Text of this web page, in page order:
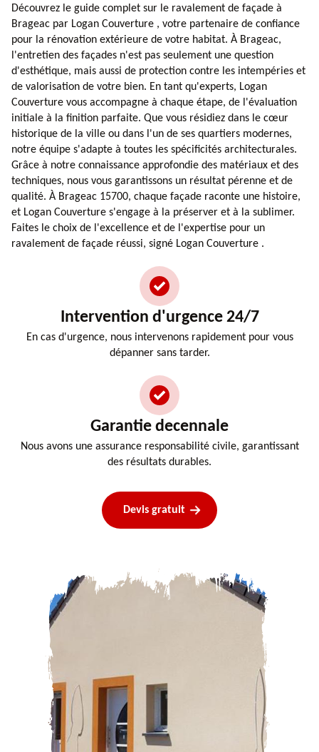
Découvrez le guide complet sur le ravalement de façade à
Brageac par Logan Couverture , votre partenaire de confiance
pour la rénovation extérieure de votre habitat. À Brageac,
l'entretien des façades n'est pas seulement une question
d'esthétique, mais aussi de protection contre les intempéries et
de valorisation de votre bien. En tant qu'experts, Logan
Couverture vous accompagne à chaque étape, de l'évaluation
initiale à la finition parfaite. Que vous résidiez dans le cœur
historique de la ville ou dans l'un de ses quartiers modernes,
notre équipe s'adapte à toutes les spécificités architecturales.
Grâce à notre connaissance approfondie des matériaux et des
techniques, nous vous garantissons un résultat pérenne et de
qualité. À Brageac 15700, chaque façade raconte une histoire,
et Logan Couverture s'engage à la préserver et à la sublimer.
Faites le choix de l'excellence et de l'expertise pour un
ravalement de façade réussi, signé Logan Couverture .
Intervention d'urgence 24/7
En cas d'urgence, nous intervenons rapidement pour vous
dépanner sans tarder.
Garantie decennale
Nous avons une assurance responsabilité civile, garantissant
des résultats durables.
Devis gratuit